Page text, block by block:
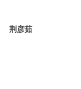
荆彦茹